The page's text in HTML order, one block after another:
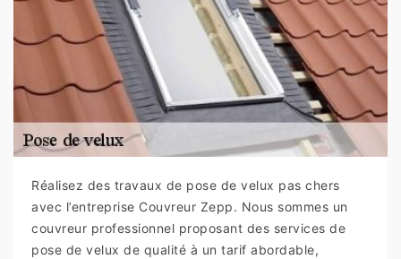
Réalisez des travaux de pose de velux pas chers
avec l’entreprise Couvreur Zepp. Nous sommes un
couvreur professionnel proposant des services de
pose de velux de qualité à un tarif abordable,